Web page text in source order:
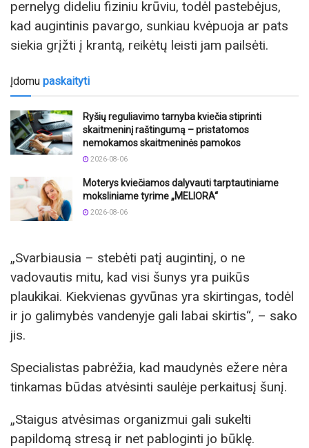
pernelyg dideliu fiziniu krūviu, todėl pastebėjus,
kad augintinis pavargo, sunkiau kvėpuoja ar pats
siekia grįžti į krantą, reikėtų leisti jam pailsėti.
Įdomu paskaityti
Ryšių reguliavimo tarnyba kviečia stiprinti
skaitmeninį raštingumą – pristatomos
nemokamos skaitmeninės pamokos
2026-08-06
Moterys kviečiamos dalyvauti tarptautiniame
moksliniame tyrime „MELIORA“
2026-08-06
„Svarbiausia – stebėti patį augintinį, o ne
vadovautis mitu, kad visi šunys yra puikūs
plaukikai. Kiekvienas gyvūnas yra skirtingas, todėl
ir jo galimybės vandenyje gali labai skirtis“, – sako
jis.
Specialistas pabrėžia, kad maudynės ežere nėra
tinkamas būdas atvėsinti saulėje perkaitusį šunį.
„Staigus atvėsimas organizmui gali sukelti
papildomą stresą ir net pabloginti jo būklę.